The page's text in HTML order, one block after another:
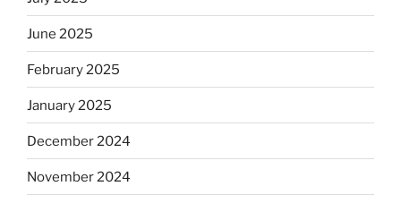
June 2025
February 2025
January 2025
December 2024
November 2024